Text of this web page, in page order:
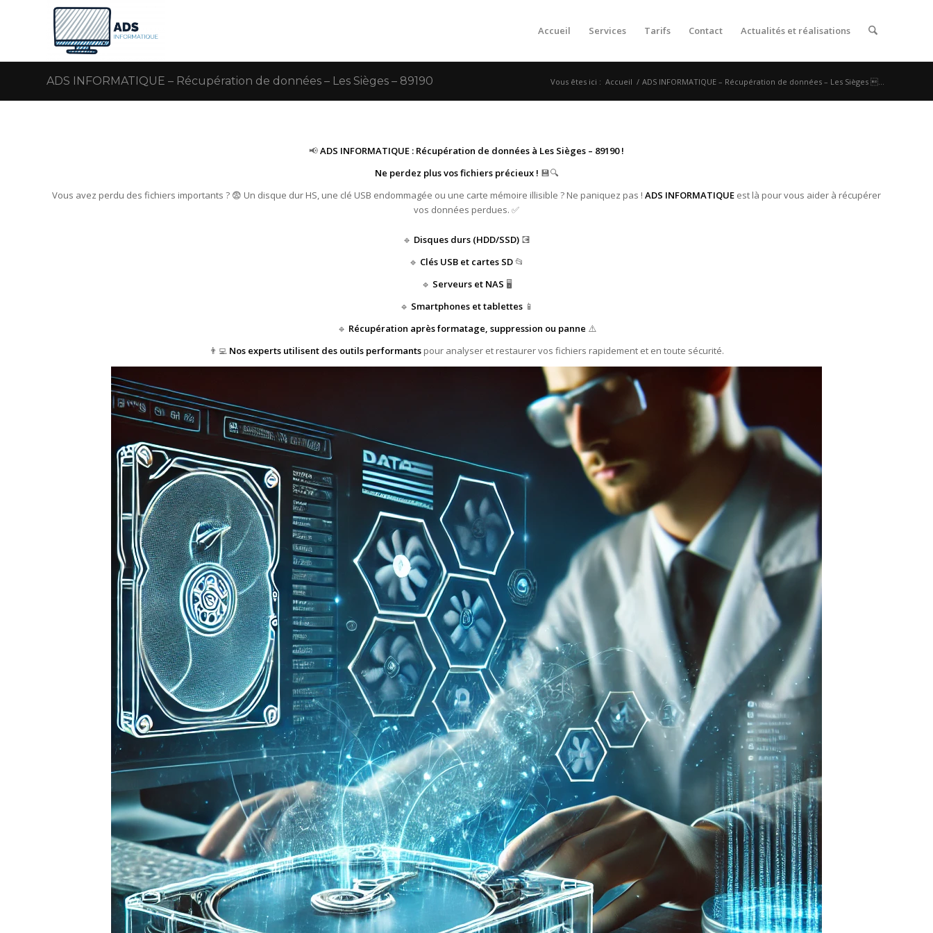
Accueil Services Tarifs Contact Actualités et réalisations
ADS INFORMATIQUE – Récupération de données – Les Sièges – 89190 Vous êtes ici : Accueil / ADS INFORMATIQUE – Récupération de données – Les Sièges ...
📢ADS INFORMATIQUE : Récupération de données à Les Sièges – 89190 !
Ne perdez plus vos fichiers précieux ! 💾🔍
Vous avez perdu des fichiers importants ? 😨 Un disque dur HS, une clé USB endommagée ou une carte mémoire illisible ? Ne paniquez pas ! ADS INFORMATIQUE est là pour vous aider à récupérer
vos données perdues. ✅
🔹 Disques durs (HDD/SSD) 💽
🔹 Clés USB et cartes SD📂
🔹 Serveurs et NAS 🖥️
🔹 Smartphones et tablettes📱
🔹 Récupération après formatage, suppression ou panne ⚠️
👨‍💻 Nos experts utilisent des outils performants pour analyser et restaurer vos fichiers rapidement et en toute sécurité.